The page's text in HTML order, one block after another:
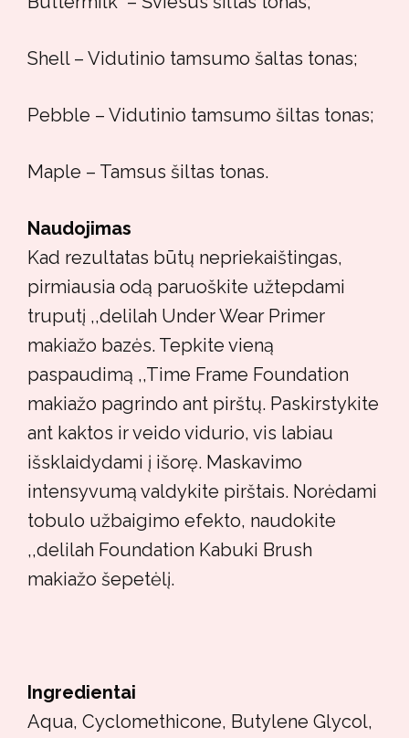
Shell – Vidutinio tamsumo šaltas tonas;
Pebble – Vidutinio tamsumo šiltas tonas;
Maple – Tamsus šiltas tonas.
Naudojimas
Kad rezultatas būtų nepriekaištingas,
pirmiausia odą paruoškite užtepdami
truputį ,,delilah Under Wear Primer
makiažo bazės. Tepkite vieną
paspaudimą ,,Time Frame Foundation
makiažo pagrindo ant pirštų. Paskirstykite
ant kaktos ir veido vidurio, vis labiau
išsklaidydami į išorę. Maskavimo
intensyvumą valdykite pirštais. Norėdami
tobulo užbaigimo efekto, naudokite
,,delilah Foundation Kabuki Brush
makiažo šepetėlį.
Ingredientai
Aqua, Cyclomethicone, Butylene Glycol,